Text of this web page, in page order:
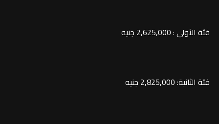
فئة الأولى : 2,625,000 جنيه
فئة الثانية: 2,825,000 جنيه